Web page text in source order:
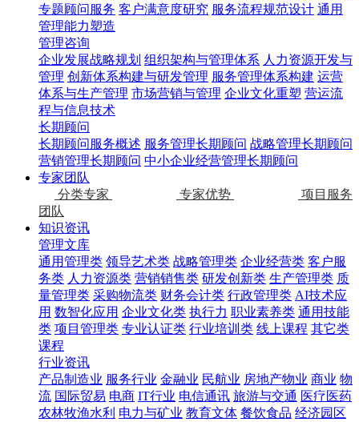
专题顾问服务 客户满意度研究 服务流程规范设计 通用
管理能力塑造
管理咨询
企业发展战略规划 组织架构与管理体系 人力资源开发与
管理 创新体系构建与研发管理 服务管理体系构建 运营
体系与生产管理 市场营销与管理 企业文化重塑 营运流
程与信息技术
长期顾问
长期顾问服务概述 服务管理长期顾问 战略管理长期顾问
营销管理长期顾问 中小企业经营管理长期顾问
专家团队
分类专家
专家优势
项目服务
团队
知识资讯
管理文库
通用管理类 领导艺术类 战略管理类 企业经营类 客户服
务类 人力资源类 营销销售类 研发创新类 生产管理类 质
量管理类 采购物流类 财务会计类 行政管理类 AI技术应
用 数智化应用 企业文化类 执行力 职业素养类 通用技能
类 项目管理类 专业认证类 行业培训类 线上课程 其它类
课程
行业资讯
产品制造业 服务行业 金融业 民航业 房地产物业 商业 物
流 国际贸易 电商 IT行业 电信通讯 旅游与交通 医疗医药
农林牧渔水利 电力与矿业 教育文体 餐饮食品 经济园区